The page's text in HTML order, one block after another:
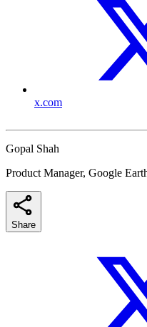
x.com
Gopal Shah
Product Manager, Google
Share